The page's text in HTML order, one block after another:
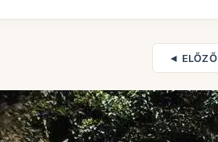
◄ ELŐZŐ